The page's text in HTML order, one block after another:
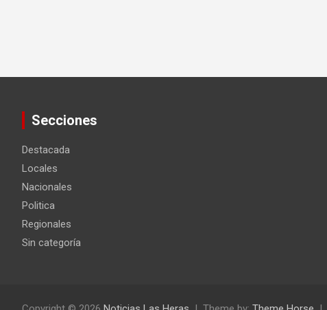
Secciones
Destacada
Locales
Nacionales
Politica
Regionales
Sin categoría